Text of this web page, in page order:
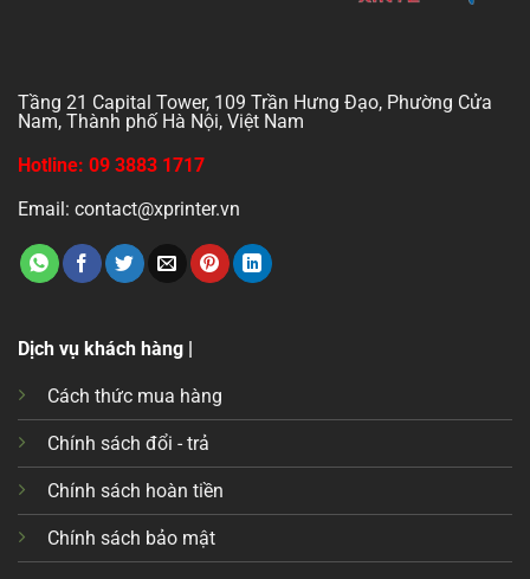
Tầng 21 Capital Tower, 109 Trần Hưng Đạo, Phường Cửa
Nam, Thành phố Hà Nội, Việt Nam
Hotline: 09 3883 1717
Email: contact@xprinter.vn
Dịch vụ khách hàng |
Cách thức mua hàng
Chính sách đổi - trả
Chính sách hoàn tiền
Chính sách bảo mật